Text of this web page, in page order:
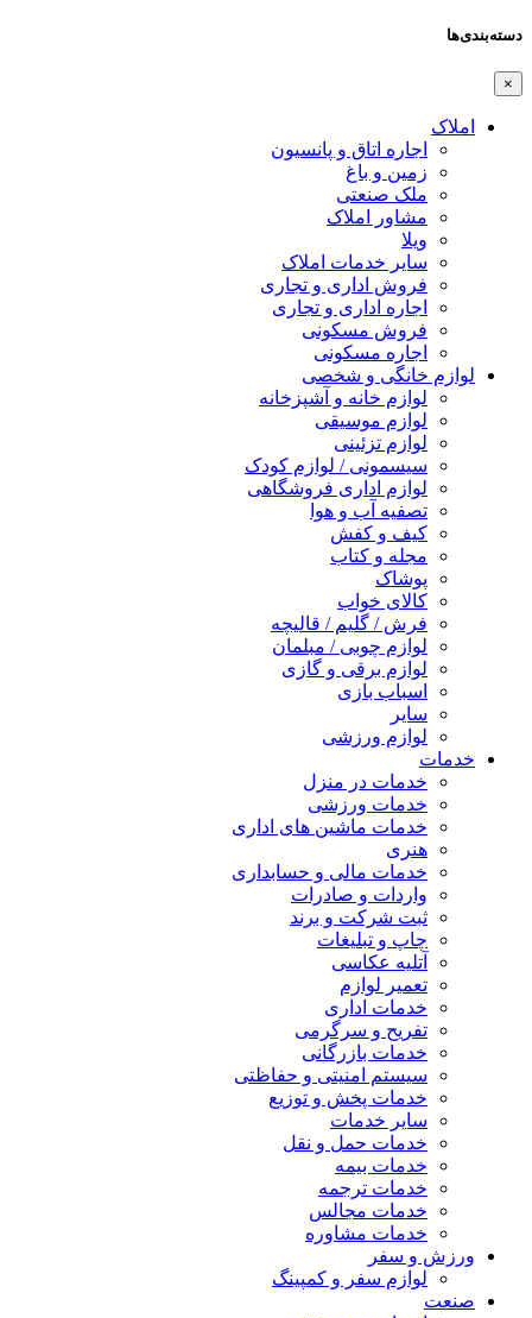
دسته‌بندی‌ها
×
املاک
اجاره اتاق و پانسیون
زمین و باغ
ملک صنعتی
مشاور املاک
ویلا
سایر خدمات املاک
فروش اداری و تجاری
اجاره اداری و تجاری
فروش مسکونی
اجاره مسکونی
لوازم خانگی و شخصی
لوازم خانه و آشپزخانه
لوازم موسیقی
لوازم تزئینی
سیسمونی / لوازم کودک
لوازم اداری فروشگاهی
تصفیه آب و هوا
کیف و کفش
مجله و کتاب
پوشاک
کالای خواب
فرش / گلیم / قالیچه
لوازم چوبی / مبلمان
لوازم برقی و گازی
اسباب بازی
سایر
لوازم ورزشی
خدمات
خدمات در منزل
خدمات ورزشی
خدمات ماشین های اداری
هنری
خدمات مالی و حسابداری
واردات و صادرات
ثبت شرکت و برند
چاپ و تبلیغات
آتلیه عکاسی
تعمیر لوازم
خدمات اداری
تفریح و سرگرمی
خدمات بازرگانی
سیستم امنیتی و حفاظتی
خدمات پخش و توزیع
سایر خدمات
خدمات حمل و نقل
خدمات بیمه
خدمات ترجمه
خدمات مجالس
خدمات مشاوره
ورزش و سفر
لوازم سفر و کمپینگ
صنعت